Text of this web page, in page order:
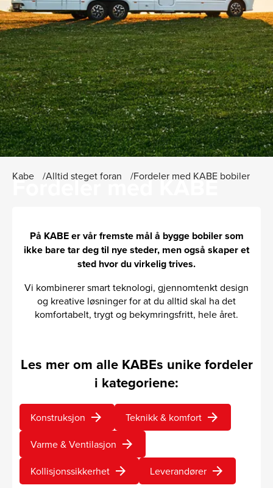
Fordeler med KABE
Kabe Alltid steget foran Fordeler med KABE bobiler
På KABE er vår fremste mål å bygge bobiler som
ikke bare tar deg til nye steder, men også skaper et
sted hvor du virkelig trives.
Vi kombinerer smart teknologi, gjennomtenkt design
og kreative løsninger for at du alltid skal ha det
komfortabelt, trygt og bekymringsfritt, hele året.
Les mer om alle KABEs unike fordeler
i kategoriene:
Konstruksjon arrow_forward Teknikk & komfort arrow_forward
Varme & Ventilasjon arrow_forward
Kollisjonssikkerhet arrow_forward Leverandører arrow_forward